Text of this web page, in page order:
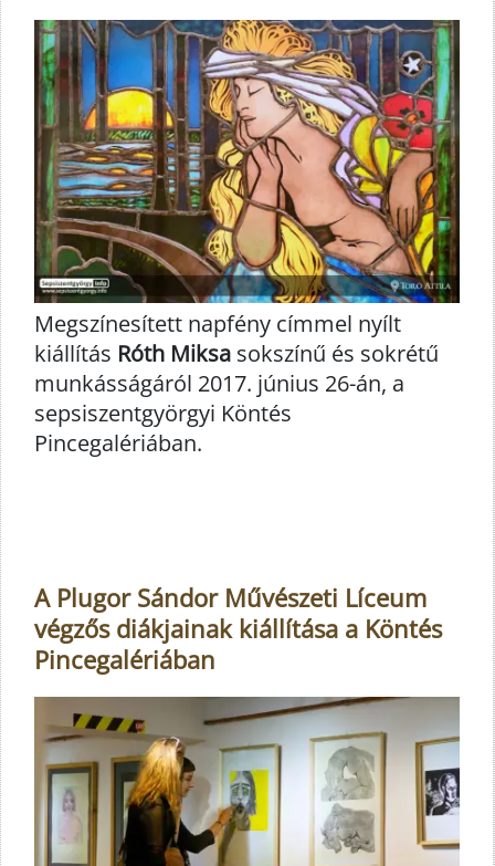
Megszínesített napfény címmel nyílt
kiállítás Róth Miksa sokszínű és sokrétű
munkásságáról 2017. június 26-án, a
sepsiszentgyörgyi Köntés
Pincegalériában.
A Plugor Sándor Művészeti Líceum
végzős diákjainak kiállítása a Köntés
Pincegalériában